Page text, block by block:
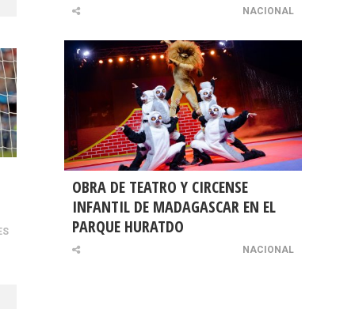
NACIONAL
OBRA DE TEATRO Y CIRCENSE
INFANTIL DE MADAGASCAR EN EL
PARQUE HURATDO
NACIONAL